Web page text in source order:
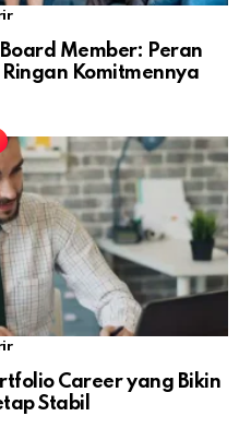
Member: Peran
Komitmennya
Career yang Bikin
Stabil